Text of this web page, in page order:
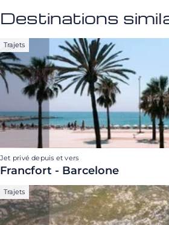
Destinations
Trajets
Jet privé depuis et vers
Francfort - Barcelone
Trajets